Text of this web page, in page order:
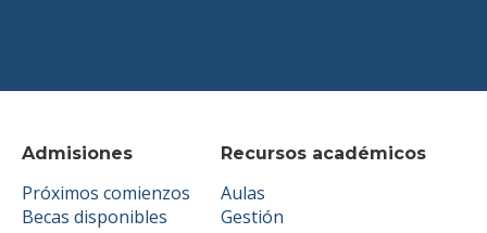
Admisiones
Próximos comienzos
Becas disponibles
Recursos académicos
Aulas
Gestión